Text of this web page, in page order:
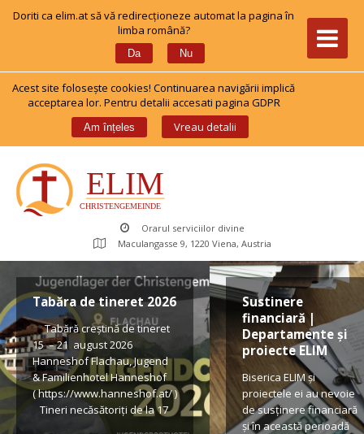
Doriti ca elim.at să vă redirecționeze automat la pagina în
limba română?
Da Nu
Acest site foloseşte cookies! Continuarea navigării implică
acceptarea lor. Pentru detalii accesati pagina GDPR
Am înțele Vreau detalii
Orarul serviciilor divine
Maculangasse 9, 1220 Viena, Austria
Tabăra de tineret 2026
Tabără creștină de tineret
15 – 21 august 2026
Hanneshof Flachau, Jugend
& Familienhotel Hanneshof
( https://www.hanneshof.at/ )
Tineri necăsătoriți de la 17
ani în sus € 420/ p.P.
Sustinere
financiară |
Departamente și
proiecte ELIM
Biserica ELIM și
proiectele ei au nevoie
de susținere financiară
și în această perioadă